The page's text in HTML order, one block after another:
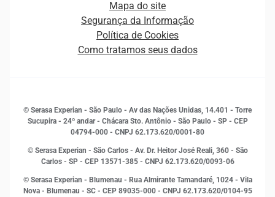
Empreendedorismo
Estudos e Pesquisas
Inovação e Tecnologia
Leis e impostos
Marketing
Open Finance
Proteção de Dados
Sala de Imprensa
Mapa do site
Segurança da Informação
Política de Cookies
Como tratamos seus dados
© Serasa Experian - São Paulo - Av das Nações Unidas, 14.401 - Torre
Sucupira - 24º andar - Chácara Sto. Antônio - São Paulo - SP - CEP
04794-000 - CNPJ 62.173.620/0001-80
© Serasa Experian - São Carlos - Av. Dr. Heitor José Reali, 360 - São
Carlos - SP - CEP 13571-385 - CNPJ 62.173.620/0093-06
© Serasa Experian - Blumenau - Rua Almirante Tamandaré, 1024 - Vila
Nova - Blumenau - SC - CEP 89035-000 - CNPJ 62.173.620/0104-95